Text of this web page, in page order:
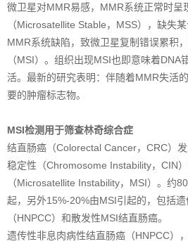
微卫星对MMR易感，MMR系统正常时呈
（Microsatellite Stable，MSS），缺失
MMR系统缺陷，致微卫星复制错误累积
（MSI）。组织出现MSI也即意味着DNA
活。最新的研究表明：伴随着MMR失活
要的肿瘤标志物。
MSI检测用于筛查林奇综合症
结直肠癌（Colorectal Cancer，CRC）
稳定性（Chromosome Instability，CIN
（Microsatellite Instability，MSI）。约
起，另外15%-20%由MSI引起的，包括
（HNPCC）和散发性MSI结直肠癌。
遗传性非息肉病性结直肠癌（HNPCC）